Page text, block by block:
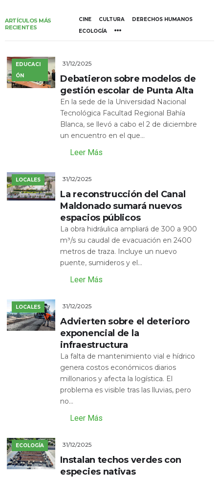
ARTÍCULOS MÁS
RECIENTES
CINE CULTURA
DERECHOS HUMANOS
ECOLOGÍA
EDUCACI
ÓN
31/12/2025
Debatieron sobre modelos de
gestión escolar de Punta Alta
En la sede de la Universidad Nacional
Tecnológica Facultad Regional Bahía
Blanca, se llevó a cabo el 2 de diciembre
un encuentro en el que...
Leer Más
LOCALES 31/12/2025
La reconstrucción del Canal
Maldonado sumará nuevos
espacios públicos
La obra hidráulica ampliará de 300 a 900
m³/s su caudal de evacuación en 2400
metros de traza. Incluye un nuevo
puente, sumideros y el...
Leer Más
LOCALES 31/12/2025
Advierten sobre el deterioro
exponencial de la
infraestructura
La falta de mantenimiento vial e hídrico
genera costos económicos diarios
millonarios y afecta la logística. El
problema es visible tras las lluvias, pero
no...
Leer Más
ECOLOGÍA 31/12/2025
Instalan techos verdes con
especies nativas